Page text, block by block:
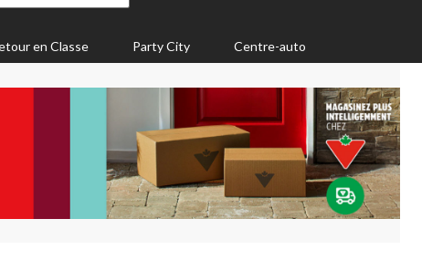
en Classe Party City Centre-auto